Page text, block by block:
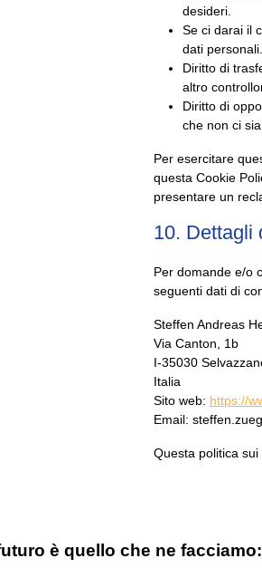
desideri.
Se ci darai il
dati personali.
Diritto di
altro
Diritto di
che non ci
Per esercitare
questa Cookie
presentare un
10. Dettagli
Per domande e/o
seguenti dati di
Steffen Andreas
Via Canton, 1b
I-35030
Italia
Sito web: https://
Email:
Questa politica
è quello che ne facciamo: